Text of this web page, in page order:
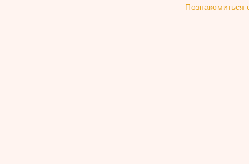
Познакомиться